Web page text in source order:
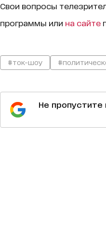
Свои вопросы
программы или на сайте
#ток-шоу
Не пропустите